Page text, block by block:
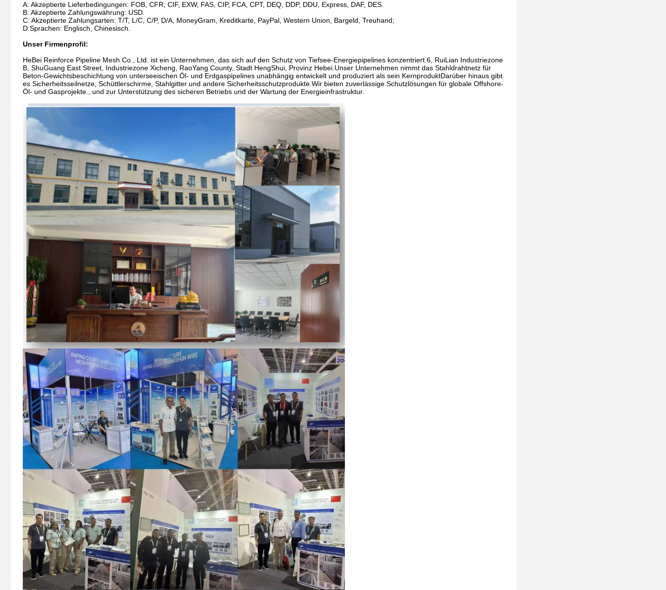
A: Akzeptierte Lieferbedingungen: FOB, CFR, CIF, EXW, FAS, CIP, FCA, CPT, DEQ, DDP, DDU, Express, DAF, DES.
B: Akzeptierte Zahlungswährung: USD.
C: Akzeptierte Zahlungsarten: T/T, L/C, C/P, D/A, MoneyGram, Kreditkarte, PayPal, Western Union, Bargeld, Treuhand;
D:Sprachen: Englisch, Chinesisch.
Unser Firmenprofil:
HeBei Reinforce Pipeline Mesh Co., Ltd. ist ein Unternehmen, das sich auf den Schutz von Tiefsee-Energiepipelines konzentriert.6, RuiLian Industriezone
B, ShuGuang East Street, Industriezone Xicheng, RaoYang County, Stadt HengShui, Provinz Hebei.Unser Unternehmen nimmt das Stahldrahtnetz für
Beton-Gewichtsbeschichtung von unterseeischen Öl- und Erdgaspipelines unabhängig entwickelt und produziert als sein KernproduktDarüber hinaus gibt
es Sicherheitsseilnetze, Schüttlerschirme, Stahlgitter und andere Sicherheitsschutzprodukte.Wir bieten zuverlässige Schutzlösungen für globale Offshore-
Öl- und Gasprojekte., und zur Unterstützung des sicheren Betriebs und der Wartung der Energieinfrastruktur.